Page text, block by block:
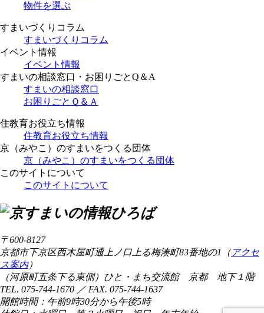
物件を選ぶ
すまいづくりコラム
すまいづくりコラム
イベント情報
イベント情報
すまいの相談窓口・お困りごとQ＆A
すまいの相談窓口
お困りごとＱ＆Ａ
住教育お役立ち情報
住教育お役立ち情報
京（みやこ）のすまいをつくる団体
京（みやこ）のすまいをつくる団体
このサイトについて
このサイトについて
〒600-8127
京都市下京区西木屋町通上ノ口上る梅湊町83番地の1（ アクセ
ス案内）
（河原町五条下る東側）ひと・まち交流館 京都 地下１階
TEL. 075-744-1670 ／ FAX. 075-744-1637
開館時間：午前9時30分から午後5時